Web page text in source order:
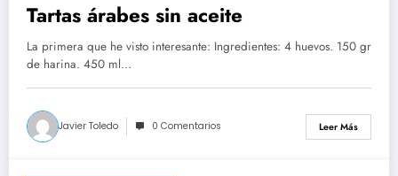
Tartas árabes sin aceite
La primera que he visto interesante: Ingredientes: 4 huevos. 150 gr
de harina. 450 ml…
Javier Toledo 0 Comentarios Leer Más